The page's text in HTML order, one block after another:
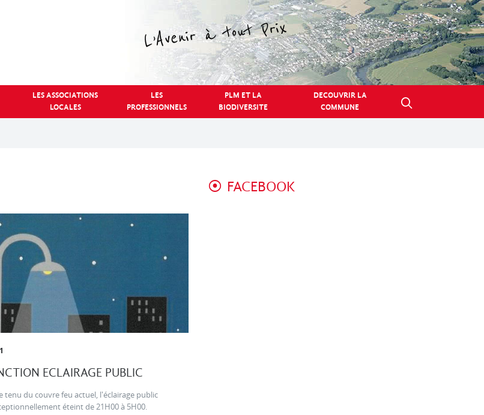
LES ASSOCIATIONS
LOCALES
LES
PROFESSIONNELS
PLM ET LA
BIODIVERSITE
DECOUVRIR LA
COMMUNE
ECLAIRAGE PUBLIC
tenu du couvre feu actuel, l'éclairage public
éteint de 21H00 à 5H00.
FACEBOOK